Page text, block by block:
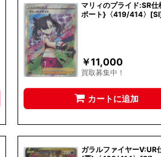
マリィのプライド:SR
ポート}〈419/414〉
￥11,000
買取募集中！
カートに追加
ガラルファイヤーV:UR